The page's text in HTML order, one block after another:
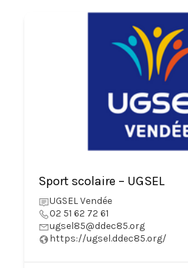
Sport scolaire – UGSEL
UGSEL Vendée
02 51 62 72 61
ugsel85@ddec85.org
https://ugsel.ddec85.org/